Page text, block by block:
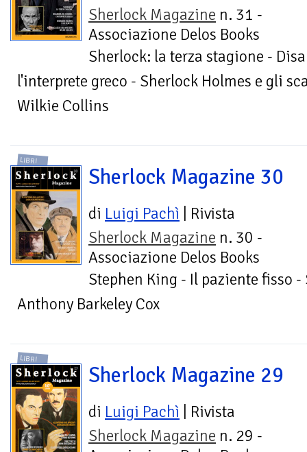
Sherlock Magazine n. 31 -
Associazione Delos Books
Sherlock: la terza stagione -
l'interprete greco - Sherlock Holmes e gli
Wilkie Collins
LIBRI
Sherlock Magazine 30
di Luigi Pachì | Rivista
Sherlock Magazine n. 30 -
Associazione Delos Books
Stephen King - Il paziente fisso
Anthony Barkeley Cox
LIBRI
Sherlock Magazine 29
di Luigi Pachì | Rivista
Sherlock Magazine n. 29 -